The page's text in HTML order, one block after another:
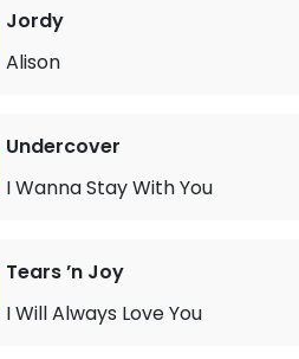
Jordy
Alison
Undercover
I Wanna Stay With You
Tears ’n Joy
I Will Always Love You